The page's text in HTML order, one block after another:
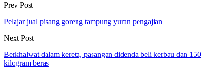
Prev Post
Pelajar jual pisang goreng tampung yuran pengajian
Next Post
Berkhalwat dalam kereta, pasangan didenda beli kerbau dan 150
kilogram beras